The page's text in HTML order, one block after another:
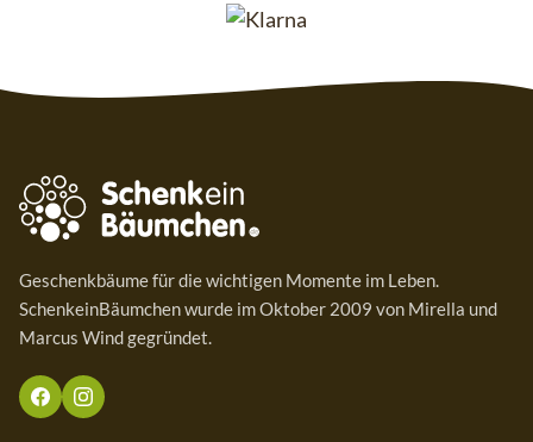
Geschenkbäume für die wichtigen Momente im Leben.
SchenkeinBäumchen wurde im Oktober 2009 von Mirella und
Marcus Wind gegründet.